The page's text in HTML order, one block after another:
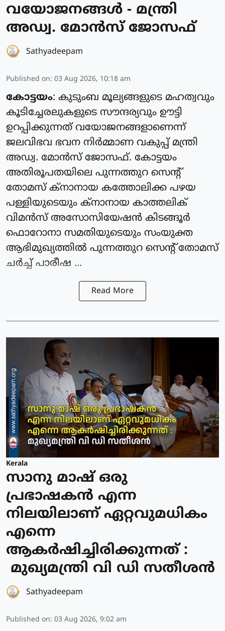
വയോജനങ്ങള്‍ - മന്ത്രി
അഡ്വ. മോന്‍സ് ജോസഫ്
Sathyadeepam
Published on: 03 Aug 2026, 10:18 am
കോട്ടയം: കുടുംബ മൂല്യങ്ങളുടെ മഹത്വവും
കൂടിച്ചേരലുകളുടെ സൗന്ദര്യവും ഊട്ടി
ഉറപ്പിക്കുന്നത് വയോജനങ്ങളാണെന്ന്
ജലവിഭവ ഭവന നിര്‍മ്മാണ വകുപ്പ് മന്ത്രി
അഡ്വ. മോന്‍സ് ജോസഫ്. കോട്ടയം
അതിരൂപതയിലെ പുന്നത്തുറ സെന്റ്
തോമസ് ക്‌നാനായ കത്തോലിക്ക പഴയ
പള്ളിയുടെയും ക്‌നാനായ കാത്തലിക്
വിമന്‍സ് അസോസിയേഷന്‍ കിടങ്ങൂര്‍
ഫൊറോനാ സമതിയുടെയും സംയുക്ത
ആഭിമുഖ്യത്തില്‍ പുന്നത്തുറ സെന്റ് തോമസ്
ചര്‍ച്ച് പാരീഷ ...
Read More
Kerala
സാനു മാഷ് ഒരു
പ്രഭാഷകൻ എന്ന
നിലയിലാണ് ഏറ്റവുമധികം
എന്നെ
ആകർഷിച്ചിരിക്കുന്നത് :
മുഖ്യമന്ത്രി വി ഡി സതീശൻ
Sathyadeepam
Published on: 03 Aug 2026, 9:02 am